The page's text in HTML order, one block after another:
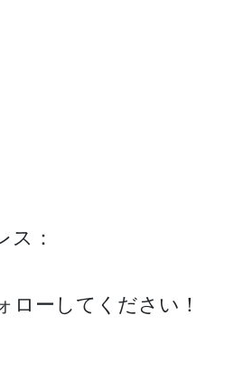
ス：
ローしてください！